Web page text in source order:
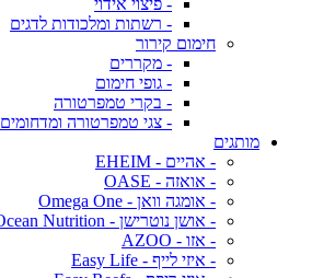
- פיצוי אידוי
- רשתות ומלכודות לדגים
חימום קירור
- מקררים
- גופי חימום
- בקרי טמפרטורה
- צגי טמפרטורה ומדחומים
מותגים
- אהיים - EHEIM
- אואזה - OASE
- אומגה וואן - Omega One
- אושן נוטרישן - Ocean Nutrition
- אזו - AZOO
- איזי לייף - Easy Life